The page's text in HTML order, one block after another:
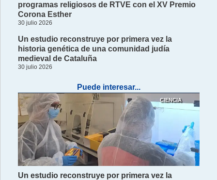
programas religiosos de RTVE con el XV Premio
Corona Esther
30 julio 2026
Un estudio reconstruye por primera vez la
historia genética de una comunidad judía
medieval de Cataluña
30 julio 2026
Puede interesar...
CIENCIA
Un estudio reconstruye por primera vez la